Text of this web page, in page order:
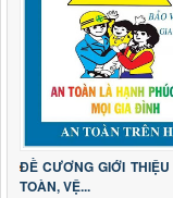
ĐỀ CƯƠNG GIỚI
TOÀN, VỆ...